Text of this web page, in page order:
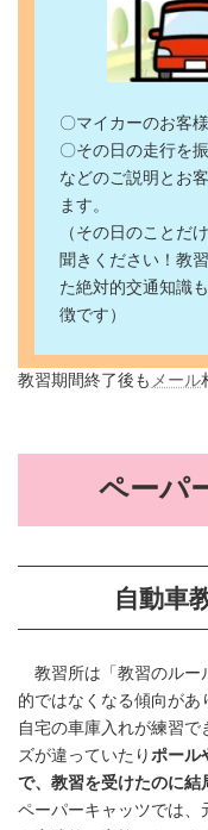
〇マイカーのお客
〇その日の走行を
などのご説明とお
ます。
（その日のことだ
聞きください！教
た絶対的交通知識
徴です）
教習期間終了後も メール
ペーパ
自動車
教習所は「教習のルー
的ではなくなる傾向が
自宅の車庫入れが練習
ズが違っていたり ポール
で、教習を受けたのに結
ペーパーキャッツでは、